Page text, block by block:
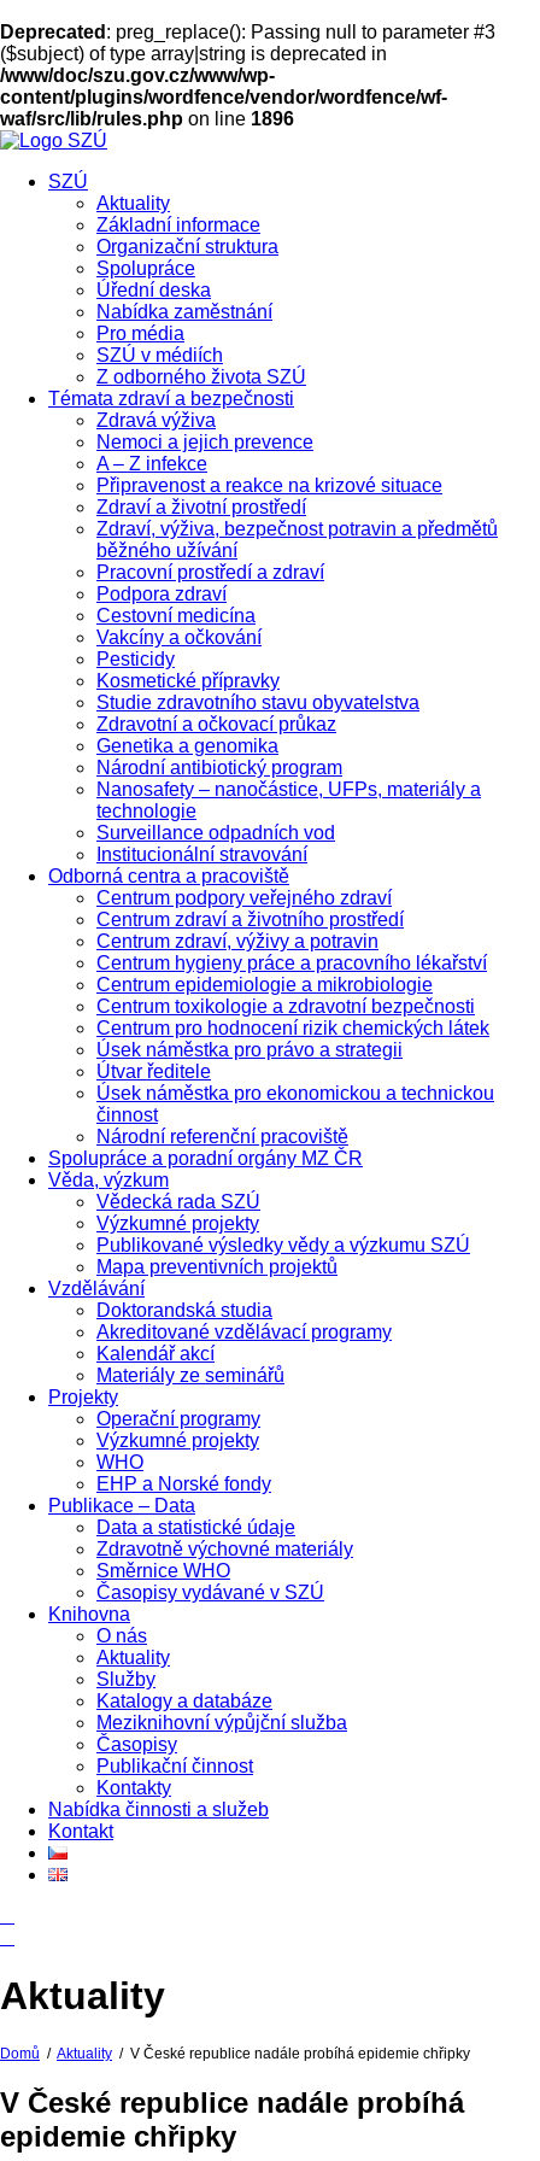
Deprecated : preg_replace(): Passing null to parameter #3
($subject) of type array|string is deprecated in
/www/doc/szu.gov.cz/www/wp-
content/plugins/wordfence/vendor/wordfence/wf-
waf/src/lib/rules.php on line 1896
SZÚ
Aktuality
Základní informace
Organizační struktura
Spolupráce
Úřední deska
Nabídka zaměstnání
Pro média
SZÚ v médiích
Z odborného života SZÚ
Témata zdraví a bezpečnosti
Zdravá výživa
Nemoci a jejich prevence
A – Z infekce
Připravenost a reakce na krizové situace
Zdraví a životní prostředí
Zdraví, výživa, bezpečnost potravin a předmětů
běžného užívání
Pracovní prostředí a zdraví
Podpora zdraví
Cestovní medicína
Vakcíny a očkování
Pesticidy
Kosmetické přípravky
Studie zdravotního stavu obyvatelstva
Zdravotní a očkovací průkaz
Genetika a genomika
Národní antibiotický program
Nanosafety – nanočástice, UFPs, materiály a
technologie
Surveillance odpadních vod
Institucionální stravování
Odborná centra a pracoviště
Centrum podpory veřejného zdraví
Centrum zdraví a životního prostředí
Centrum zdraví, výživy a potravin
Centrum hygieny práce a pracovního lékařství
Centrum epidemiologie a mikrobiologie
Centrum toxikologie a zdravotní bezpečnosti
Centrum pro hodnocení rizik chemických látek
Úsek náměstka pro právo a strategii
Útvar ředitele
Úsek náměstka pro ekonomickou a technickou
činnost
Národní referenční pracoviště
Spolupráce a poradní orgány MZ ČR
Věda, výzkum
Vědecká rada SZÚ
Výzkumné projekty
Publikované výsledky vědy a výzkumu SZÚ
Mapa preventivních projektů
Vzdělávání
Doktorandská studia
Akreditované vzdělávací programy
Kalendář akcí
Materiály ze seminářů
Projekty
Operační programy
Výzkumné projekty
WHO
EHP a Norské fondy
Publikace – Data
Data a statistické údaje
Zdravotně výchovné materiály
Směrnice WHO
Časopisy vydávané v SZÚ
Knihovna
O nás
Aktuality
Služby
Katalogy a databáze
Meziknihovní výpůjční služba
Časopisy
Publikační činnost
Kontakty
Nabídka činnosti a služeb
Kontakt
Aktuality
Domů / Aktuality / V České republice nadále probíhá epidemie chřipky
V České republice nadále probíhá
epidemie chřipky